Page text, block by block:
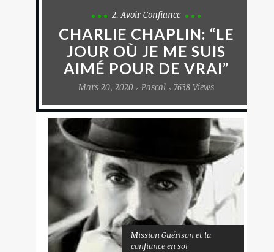
2. Avoir Confiance
CHARLIE CHAPLIN: “LE
JOUR OÙ JE ME SUIS
AIMÉ POUR DE VRAI”
Mars 20, 2020 Pascal 7638 Views
Mission Guérison et la
confiance en soi